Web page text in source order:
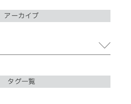
アーカイブ
タグ一覧